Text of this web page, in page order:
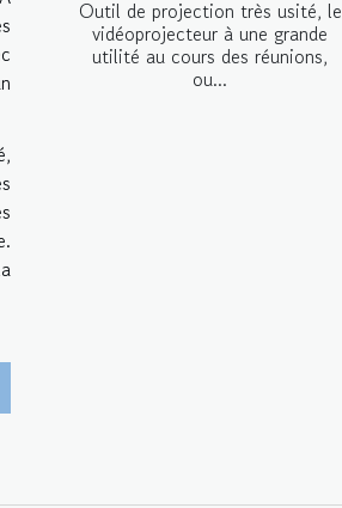
Outil de projection très usité, le
vidéoprojecteur à une grande
utilité au cours des réunions,
ou...